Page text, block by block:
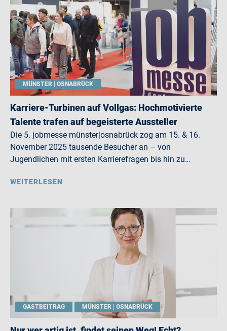
MÜNSTER | OSNABRÜCK
Karriere-Turbinen auf Vollgas: Hochmotivierte
Talente trafen auf begeisterte Aussteller
Die 5. jobmesse münster|osnabrück zog am 15. & 16.
November 2025 tausende Besucher an – von
Jugendlichen mit ersten Karrierefragen bis hin zu…
WEITERLESEN
GASTBEITRAG MÜNSTER | OSNABRÜCK